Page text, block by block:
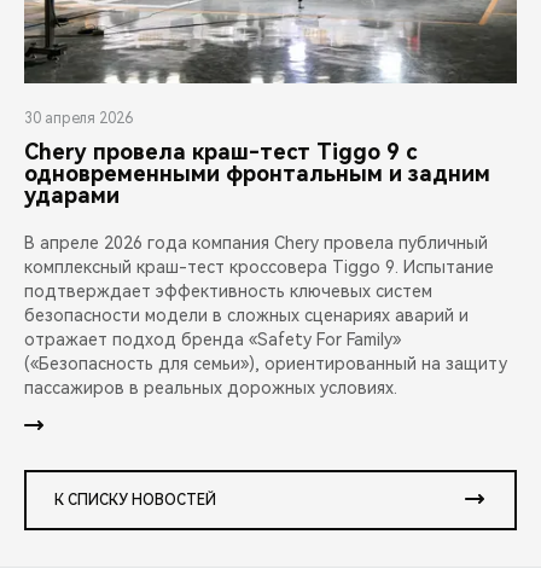
30 апреля 2026
Chery провела краш-тест Tiggo 9 с
одновременными фронтальным и задним
ударами
В апреле 2026 года компания Chery провела публичный
комплексный краш-тест кроссовера Tiggo 9. Испытание
подтверждает эффективность ключевых систем
безопасности модели в сложных сценариях аварий и
отражает подход бренда «Safety For Family»
(«Безопасность для семьи»), ориентированный на защиту
пассажиров в реальных дорожных условиях.
К СПИСКУ НОВОСТЕЙ